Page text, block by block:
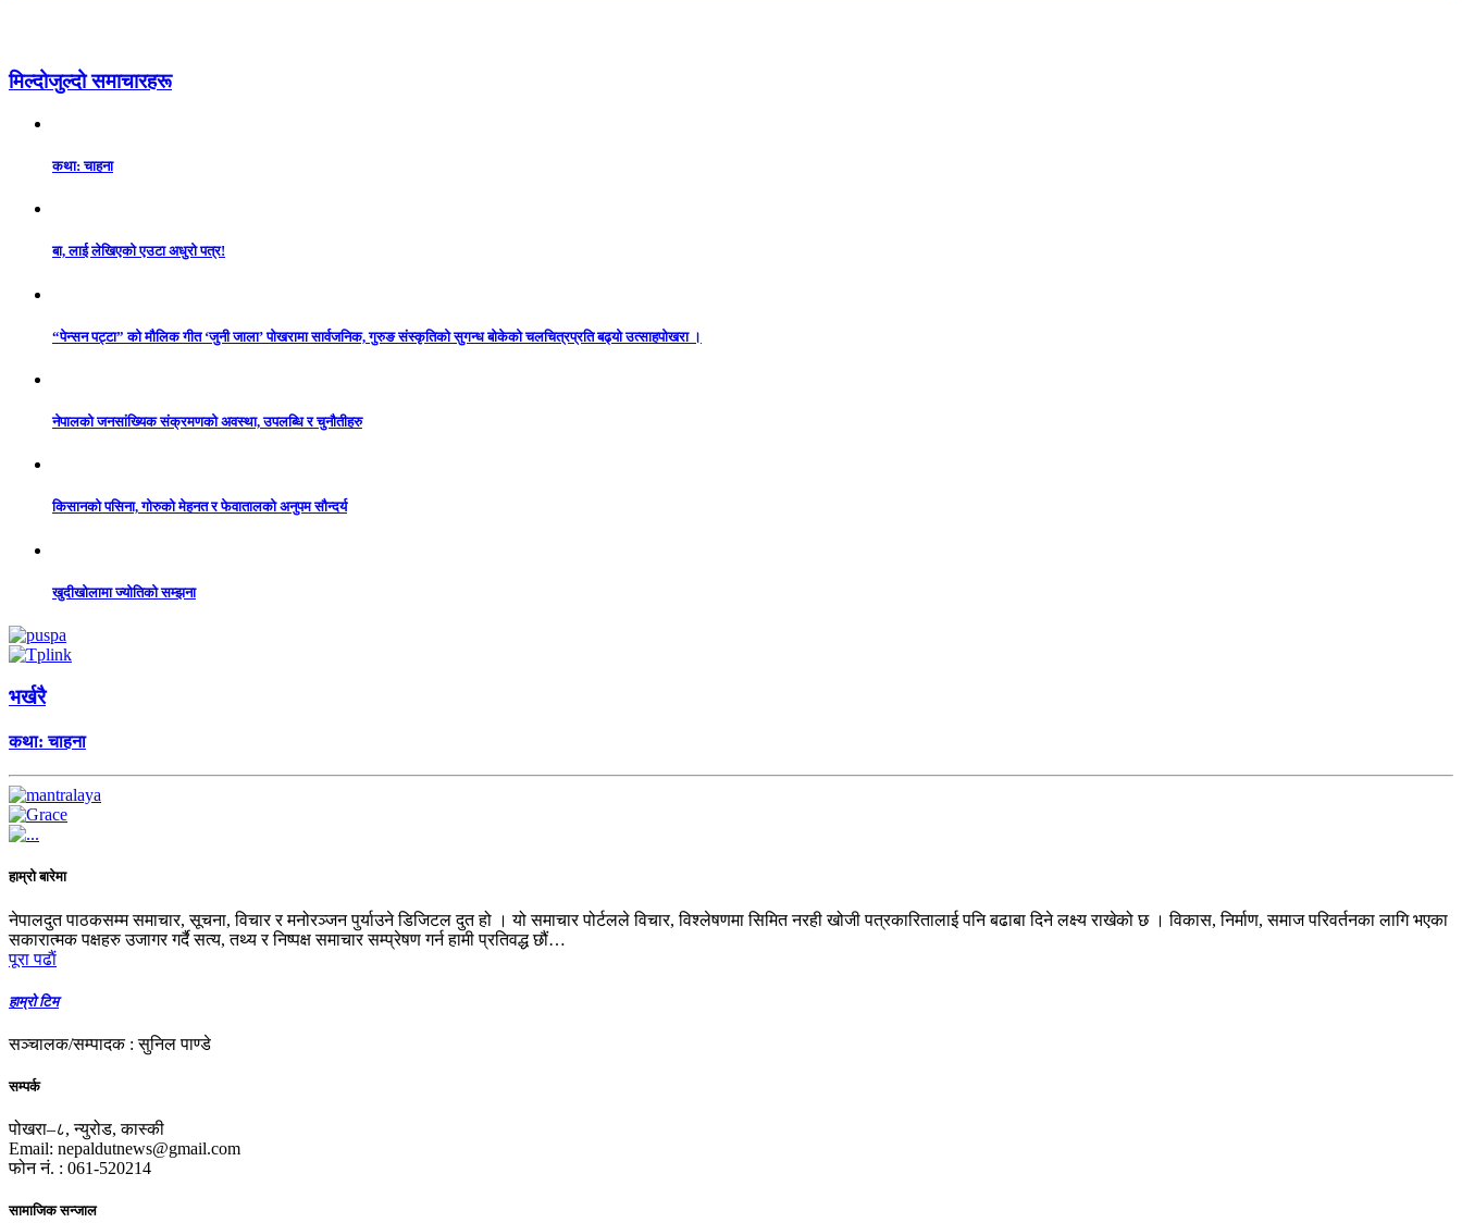
मिल्दोजुल्दो समाचारहरू
कथा: चाहना
बा, लाई लेखिएको एउटा अधुरो पत्र!
“पेन्सन पट्टा” को मौलिक गीत ‘जुनी जाला’ पोखरामा सार्वजनिक, गुरुङ संस्कृतिको सुगन्ध बोकेको चलचित्रप्रति बढ्यो उत्साहपोखरा ।
नेपालको जनसांख्यिक संक्रमणको अवस्था, उपलब्धि र चुनौतीहरु
किसानको पसिना, गोरुको मेहनत र फेवातालको अनुपम सौन्दर्य
खुदीखोलामा ज्योतिको सम्झना
भर्खरै
कथा: चाहना
हाम्रो बारेमा
नेपालदुत पाठकसम्म समाचार, सूचना, विचार र मनोरञ्जन पुर्याउने डिजिटल दुत हो । यो समाचार पोर्टलले विचार, विश्लेषणमा सिमित नरही खोजी पत्रकारितालाई पनि बढाबा दिने लक्ष्य राखेको छ । विकास, निर्माण, समाज परिवर्तनका लागि भएका
सकारात्मक पक्षहरु उजागर गर्दै सत्य, तथ्य र निष्पक्ष समाचार सम्प्रेषण गर्न हामी प्रतिवद्ध छौं…
पूरा पढाैं
हाम्रो टिम
सञ्चालक/सम्पादक : सुनिल पाण्डे
सम्पर्क
पोखरा–८, न्युरोड, कास्की
Email: nepaldutnews@gmail.com
फोन नं. : 061-520214
सामाजिक सन्जाल